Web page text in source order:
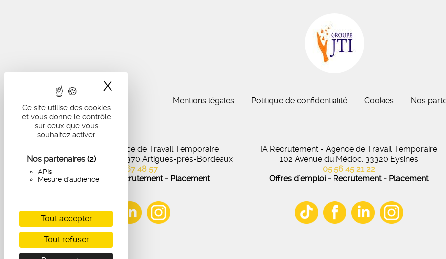
Ce site utilise des cookies
et vous donne le contrôle
sur ceux que vous
souhaitez activer
Nos partenaires (2)
APIs
Mesure d'audience
Tout accepter
Tout refuser
X
Mentions légales Politique de confidentialité Cookies Nos
IA Recrutement - Agence de Travail Temporaire
27 Avenue de Virecourt, 33370 Artigues-près-Bordeaux
05 56 67 48 57
Offres d'emploi - Recrutement - Placement
IA Recrutement - Agence de Travail Temporaire
102 Avenue du Médoc, 33320 Eysines
05 56 45 21 22
Offres d'emploi - Recrutement - Placement